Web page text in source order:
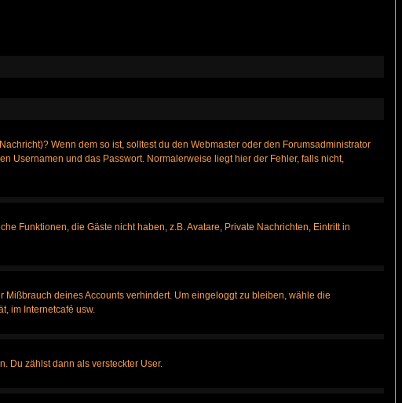
Wenn dem so ist, solltest du den Webmaster oder den Forumsadministrator
Usernamen und das Passwort. Normalerweise liegt hier der Fehler, falls nicht,
Funktionen, die Gäste nicht haben, z.B. Avatare, Private Nachrichten, Eintritt in
deines Accounts verhindert. Um eingeloggt zu bleiben, wähle die
im Internetcafé usw.
Du zählst dann als versteckter User.